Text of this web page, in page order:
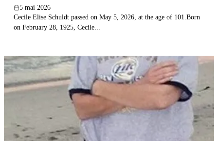
5 mai 2026
Cecile Elise Schuldt passed on May 5, 2026, at the age of 101.Born
on February 28, 1925, Cecile...